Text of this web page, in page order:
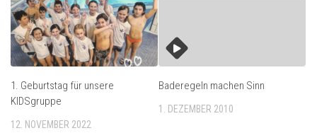
1. Geburtstag für unsere
KIDSgruppe
12. NOVEMBER 2022
Baderegeln machen Sinn
1. DEZEMBER 2010